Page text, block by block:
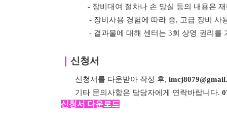
- 장비대여 절차나 손 망실 등의 내용은
- 장비사용 경험에 따라 중, 고급 장비 사
- 결과물에 대해 센터는 3회 상영 권리를
신청서
신청서를 다운받아 작성 후,
기타 문의사항은 담당자에게 연락바랍니다.
신청서 다운로드